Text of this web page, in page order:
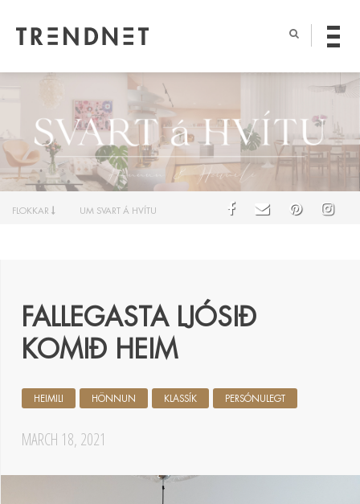
FLOKKAR UM SVART Á HVÍTU
FALLEGASTA LJÓSIÐ
KOMIÐ HEIM
MARCH 18, 2021
HEIMILI HÖNNUN KLASSÍK PERSÓNULEGT